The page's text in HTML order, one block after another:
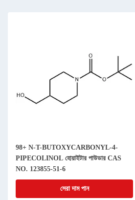
98+ N-T-BUTOXYCARBONYL-4-
PIPECOLINOL হোয়াইটার পাউডার CAS
NO. 123855-51-6
সেরা দাম পান